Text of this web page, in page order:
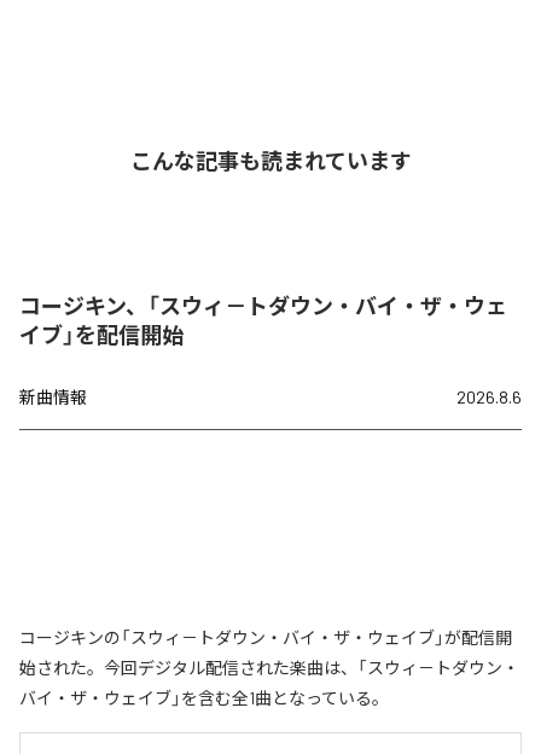
こんな記事も読まれています
コージキン、「スウィ－トダウン・バイ・ザ・ウェ
イブ」を配信開始
新曲情報 2026.8.6
コージキンの「スウィ－トダウン・バイ・ザ・ウェイブ」が配信開
始された。今回デジタル配信された楽曲は、「スウィ－トダウン・
バイ・ザ・ウェイブ」を含む全1曲となっている。